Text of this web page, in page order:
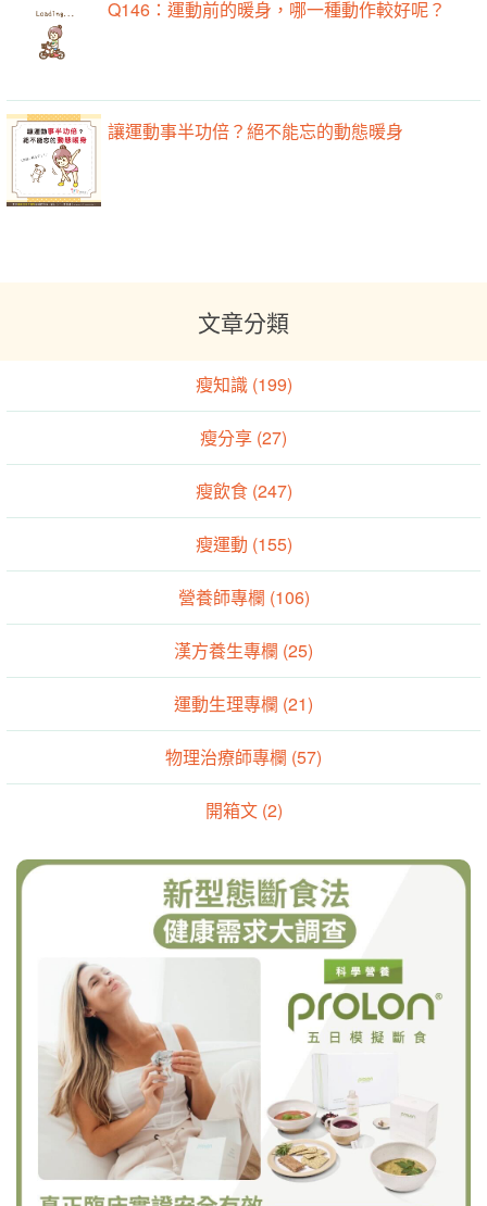
Q146：運動前的暖身，哪一種動作較好呢？
讓運動事半功倍？絕不能忘的動態暖身
文章分類
瘦知識 (199)
瘦分享 (27)
瘦飲食 (247)
瘦運動 (155)
營養師專欄 (106)
漢方養生專欄 (25)
運動生理專欄 (21)
物理治療師專欄 (57)
開箱文 (2)